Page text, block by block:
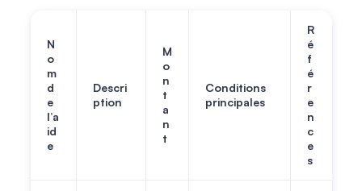
N
o
m
d
e
l’a
id
e
Descri
ption
M
o
n
t
a
n
t
Conditions
principales
R
é
f
é
r
e
n
c
e
s